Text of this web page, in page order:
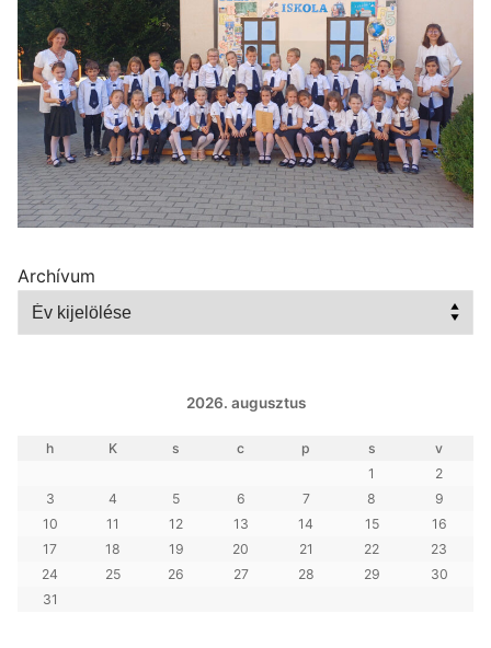
Archívum
2026. augusztus
h K s c p s
v
1
2
3
4 5 6 7 8
9
10
11 12 13 14 15
16
17
18 19 20 21 22
23
24
25 26 27 28 29
30
31